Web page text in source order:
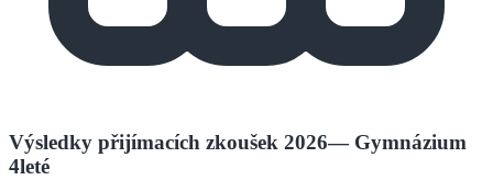
Výsledky přijímacích zkoušek 2026— Gymnázium
4leté